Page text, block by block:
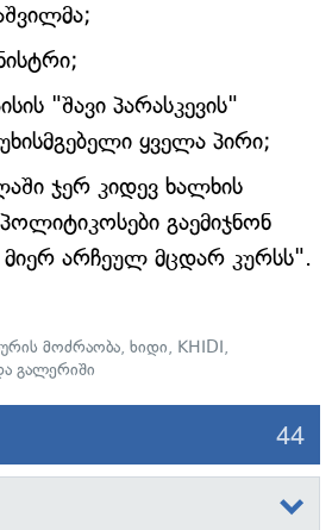
"შავი პარასკევის"
ყველა პირი;
ჯერ კიდევ ხალხის
გაემიჯნონ
არჩეულ მცდარ კურსს".
მოძრაობა, ხიდი, KHIDI,
გალერიში
44